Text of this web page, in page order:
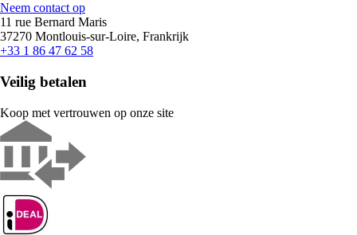
Neem contact op
11 rue Bernard Maris
37270 Montlouis-sur-Loire, Frankrijk
+33 1 86 47 62 58
Veilig betalen
Koop met vertrouwen op onze site